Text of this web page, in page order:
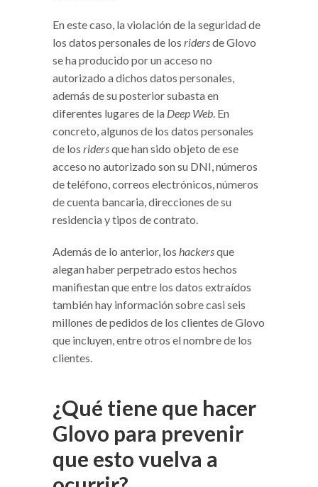
En este caso, la violación de la seguridad de
los datos personales de los ridersde Glovo
se ha producido por un acceso no
autorizado a dichos datos personales,
además de su posterior subasta en
diferentes lugares de la Deep Web. En
concreto, algunos de los datos personales
de los ridersque han sido objeto de ese
acceso no autorizado son su DNI, números
de teléfono, correos electrónicos, números
de cuenta bancaria, direcciones de su
residencia y tipos de contrato.
Además de lo anterior, los hackersque
alegan haber perpetrado estos hechos
manifiestan que entre los datos extraídos
también hay información sobre casi seis
millones de pedidos de los clientes de Glovo
que incluyen, entre otros el nombre de los
clientes.
¿Qué tiene que hacer
Glovo para prevenir
que esto vuelva a